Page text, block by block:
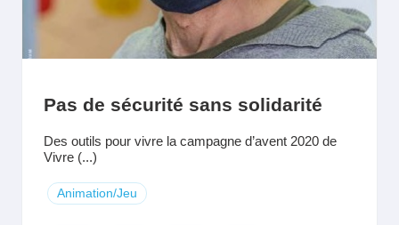
Pas de sécurité sans solidarité
Des outils pour vivre la campagne d’avent 2020 de
Vivre (...)
Animation/Jeu